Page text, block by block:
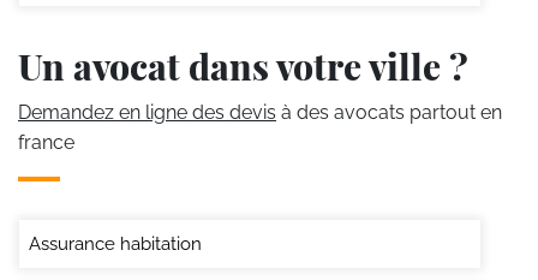
Un avocat dans votre ville ?
Demandez en ligne des devis à des avocats partout en
france
Assurance habitation